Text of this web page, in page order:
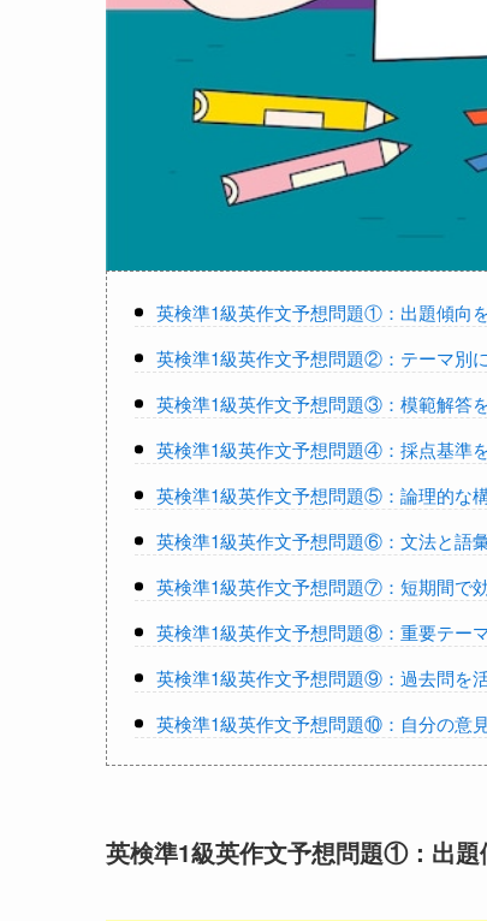
英検準1級英作文予想問題①：出題傾向
英検準1級英作文予想問題②：テーマ別
英検準1級英作文予想問題③：模範解答
英検準1級英作文予想問題④：採点基準
英検準1級英作文予想問題⑤：論理的な
英検準1級英作文予想問題⑥：文法と語
英検準1級英作文予想問題⑦：短期間で
英検準1級英作文予想問題⑧：重要テー
英検準1級英作文予想問題⑨：過去問を
英検準1級英作文予想問題⑩：自分の意
英検準1級英作文予想問題①：出題